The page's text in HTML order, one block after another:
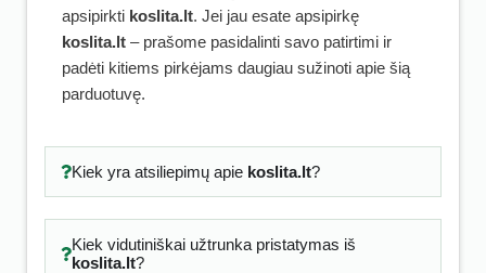
apsipirkti koslita.lt. Jei jau esate apsipirkę
koslita.lt – prašome pasidalinti savo patirtimi ir
padėti kitiems pirkėjams daugiau sužinoti apie šią
parduotuvę.
Kiek yra atsiliepimų apie koslita.lt?
Kiek vidutiniškai užtrunka pristatymas iš
koslita.lt?